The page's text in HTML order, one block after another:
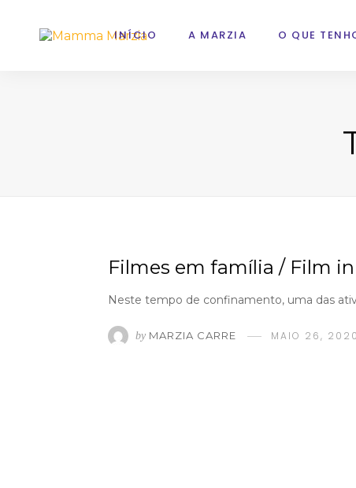
INÍCIO A MARZIA O QUE
Filmes em família / Film
Neste tempo de confinamento, uma das
by MARZIA CARRE MAIO 26, 2020